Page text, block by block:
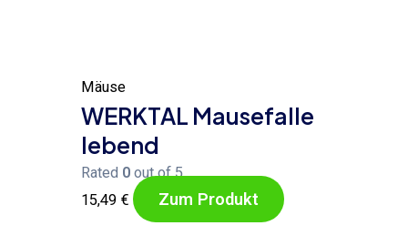
Mäuse
WERKTAL Mausefalle
lebend
Rated 0 out of 5
15,49 € Zum Produkt